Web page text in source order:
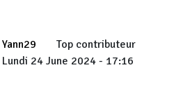
Yann29
Top contributeur
Lundi 24 June 2024 - 17:16